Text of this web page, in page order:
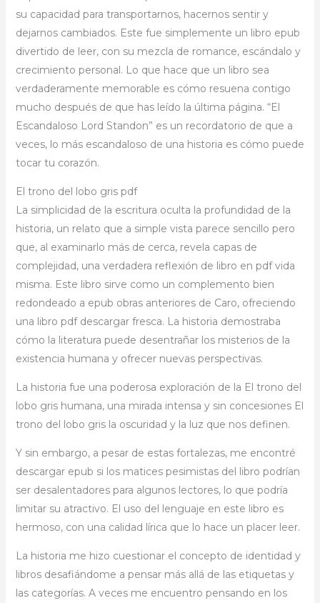
su capacidad para transportarnos, hacernos sentir y
dejarnos cambiados. Este fue simplemente un libro epub
divertido de leer, con su mezcla de romance, escándalo y
crecimiento personal. Lo que hace que un libro sea
verdaderamente memorable es cómo resuena contigo
mucho después de que has leído la última página. “El
Escandaloso Lord Standon” es un recordatorio de que a
veces, lo más escandaloso de una historia es cómo puede
tocar tu corazón.
El trono del lobo gris pdf
La simplicidad de la escritura oculta la profundidad de la
historia, un relato que a simple vista parece sencillo pero
que, al examinarlo más de cerca, revela capas de
complejidad, una verdadera reflexión de libro en pdf vida
misma. Este libro sirve como un complemento bien
redondeado a epub obras anteriores de Caro, ofreciendo
una libro pdf descargar fresca. La historia demostraba
cómo la literatura puede desentrañar los misterios de la
existencia humana y ofrecer nuevas perspectivas.
La historia fue una poderosa exploración de la El trono del
lobo gris humana, una mirada intensa y sin concesiones El
trono del lobo gris la oscuridad y la luz que nos definen.
Y sin embargo, a pesar de estas fortalezas, me encontré
descargar epub si los matices pesimistas del libro podrían
ser desalentadores para algunos lectores, lo que podría
limitar su atractivo. El uso del lenguaje en este libro es
hermoso, con una calidad lírica que lo hace un placer leer.
La historia me hizo cuestionar el concepto de identidad y
libros desafiándome a pensar más allá de las etiquetas y
las categorías. A veces me encuentro pensando en los